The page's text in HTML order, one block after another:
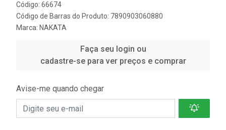
Código: 66674
Código de Barras do Produto: 7890903060880
Marca: NAKATA
Faça seu login ou
cadastre-se para ver preços e comprar
Avise-me quando chegar